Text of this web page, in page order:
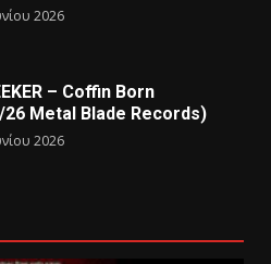
2026
– Coffin Born
26 Metal Blade Records)
2026